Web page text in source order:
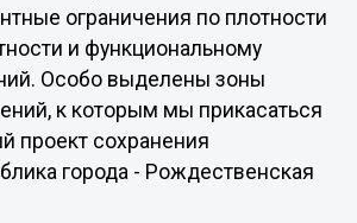
ограничения по плотности
и функциональному
Особо выделены зоны
к которым мы прикасаться
проект сохранения
города - Рождественская